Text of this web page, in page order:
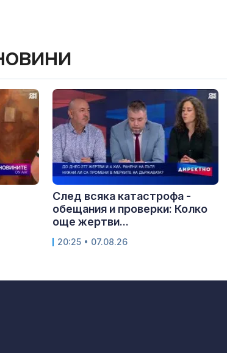
След всяка катастрофа -
обещания и проверки: Колко
още жертви...
20:25 • 07.08.26